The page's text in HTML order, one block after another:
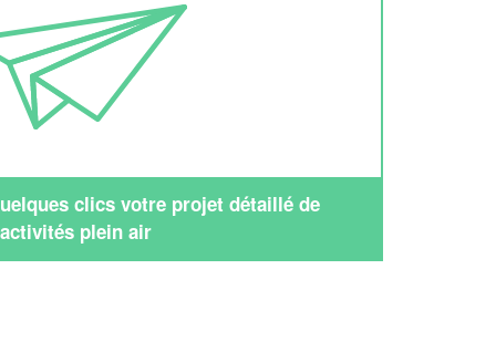
clics votre projet détaillé de
activités plein air